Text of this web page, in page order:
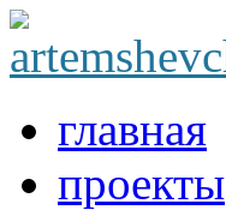
главная
проекты